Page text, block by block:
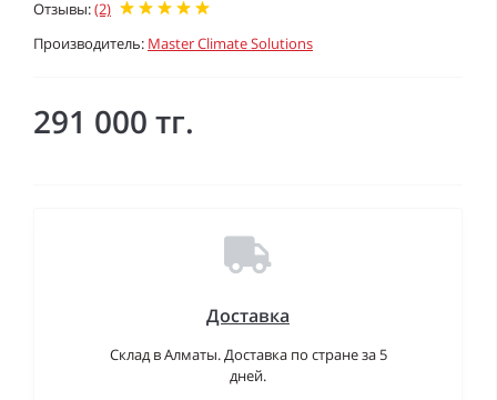
Отзывы:(2)
Производитель: Master Climate Solutions
291 000 тг.
Доставка
Склад в Алматы. Доставка по стране за 5
дней.